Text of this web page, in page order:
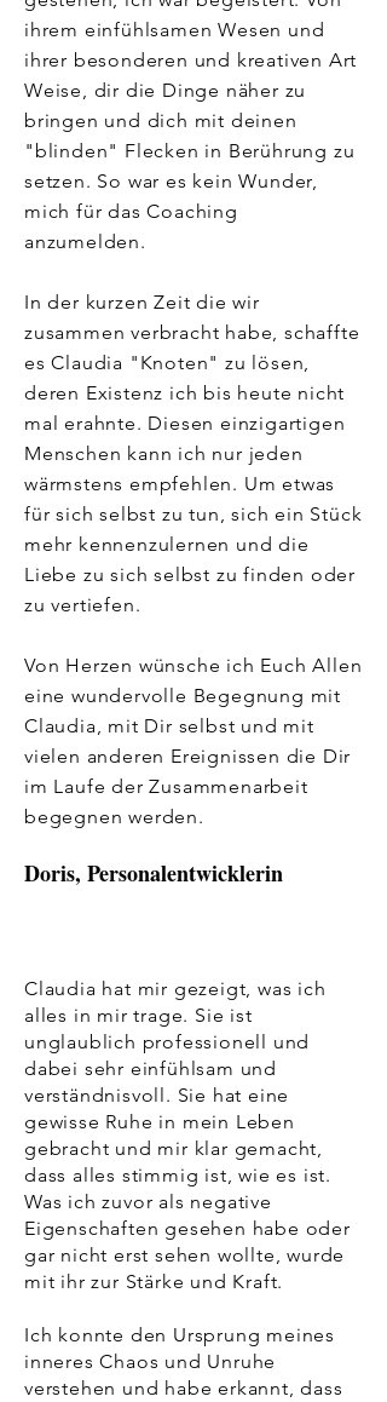
ihrem einfühlsamen Wesen und
ihrer besonderen und kreativen Art
Weise, dir die Dinge näher zu
bringen und dich mit deinen
"blinden" Flecken in Berührung zu
setzen. So war es kein Wunder,
mich für das Coaching
anzumelden.
In der kurzen Zeit die wir
zusammen verbracht habe, schaffte
es Claudia "Knoten" zu lösen,
deren Existenz ich bis heute nicht
mal erahnte. Diesen einzigartigen
Menschen kann ich nur jeden
wärmstens empfehlen. Um etwas
für sich selbst zu tun, sich ein Stück
mehr kennenzulernen und die
Liebe zu sich selbst zu finden oder
zu vertiefen.
Von Herzen wünsche ich Euch Allen
eine wundervolle Begegnung mit
Claudia, mit Dir selbst und mit
vielen anderen Ereignissen die Dir
im Laufe der Zusammenarbeit
begegnen werden.
Doris, Personalentwicklerin
Claudia hat mir gezeigt, was ich
alles in mir trage. Sie ist
unglaublich professionell und
dabei sehr einfühlsam und
verständnisvoll. Sie hat eine
gewisse Ruhe in mein Leben
gebracht und mir klar gemacht,
dass alles stimmig ist, wie es ist.
Was ich zuvor als negative
Eigenschaften gesehen habe oder
gar nicht erst sehen wollte, wurde
mit ihr zur Stärke und Kraft.
Ich konnte den Ursprung meines
inneres Chaos und Unruhe
verstehen und habe erkannt, dass